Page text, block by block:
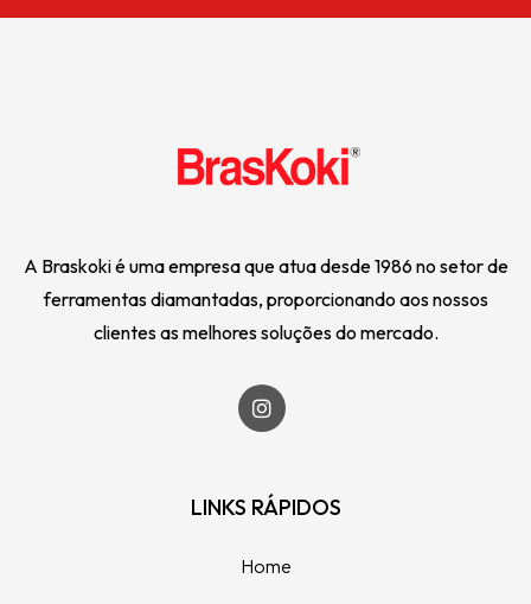
A Braskoki é uma empresa que atua desde 1986 no setor de
ferramentas diamantadas, proporcionando aos nossos
clientes as melhores soluções do mercado.
LINKS RÁPIDOS
Home